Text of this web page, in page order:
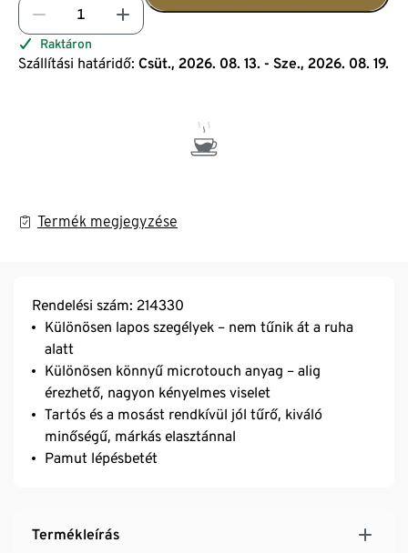
Raktáron
Szállítási határidő: Csüt., 2026. 08. 13. - Sze., 2026. 08. 19.
Termék megjegyzése
Rendelési szám: 214330
Különösen lapos szegélyek – nem tűnik át a ruha
alatt
Különösen könnyű microtouch anyag – alig
érezhető, nagyon kényelmes viselet
Tartós és a mosást rendkívül jól tűrő, kiváló
minőségű, márkás elasztánnal
Pamut lépésbetét
Termékleírás